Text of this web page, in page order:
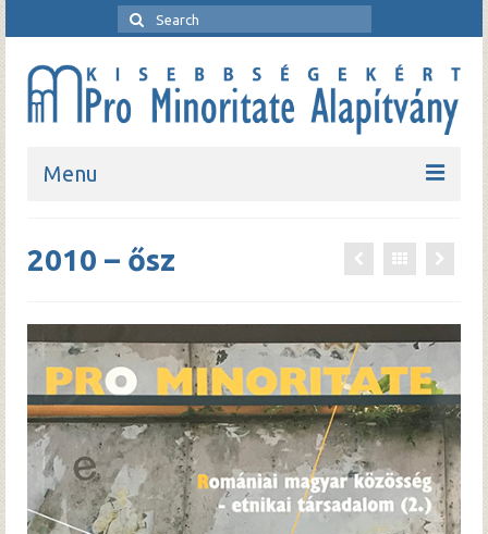
Search
for:
Menu
Bemutatkozó
Rendezvények
Pro Minoritate folyóirat
Pro Minoritate könyvsorozat
Kapcsolat
Hírek
2010 – ősz